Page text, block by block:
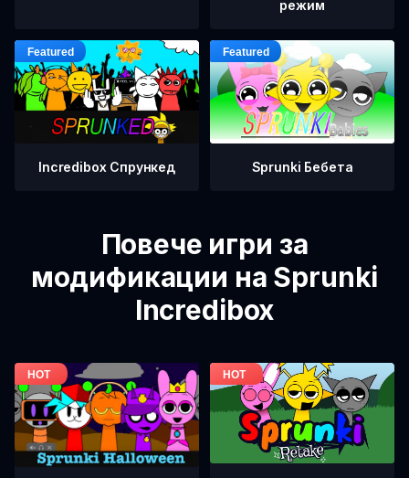
режим
Incredibox Спрункед Sprunki Бебета
Повече игри за
модификации на Sprunki
Incredibox